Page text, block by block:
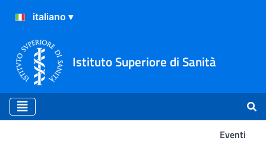
Istituto Superiore di Sanità
Eventi